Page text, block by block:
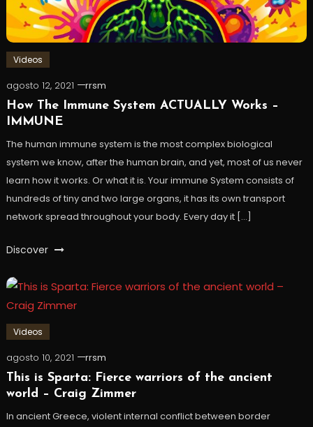
Videos
agosto 12, 2021
rrsm
How The Immune System ACTUALLY Works –
IMMUNE
The human immune system is the most complex biological
system we know, after the human brain, and yet, most of us never
learn how it works. Or what it is. Your immune System consists of
hundreds of tiny and two large organs, it has its own transport
network spread throughout your body. Every day it […]
Discover
Videos
agosto 10, 2021
rrsm
This is Sparta: Fierce warriors of the ancient
world – Craig Zimmer
In ancient Greece, violent internal conflict between border